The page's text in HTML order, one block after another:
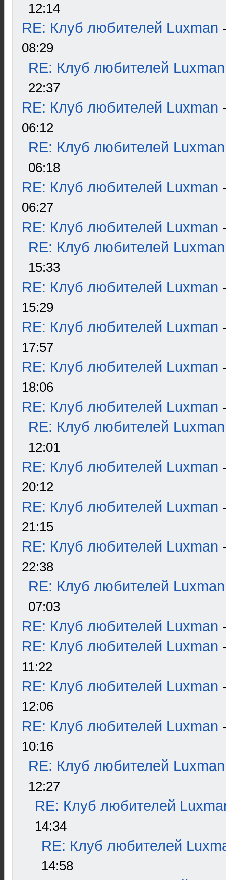
12:14
RE: Клуб любителей Luxman
08:29
RE: Клуб любителей Luxman
22:37
RE: Клуб любителей Luxman
06:12
RE: Клуб любителей Luxman
06:18
RE: Клуб любителей Luxman
06:27
RE: Клуб любителей Luxman
RE: Клуб любителей Luxman
15:33
RE: Клуб любителей Luxman
15:29
RE: Клуб любителей Luxman
17:57
RE: Клуб любителей Luxman
18:06
RE: Клуб любителей Luxman
RE: Клуб любителей Luxman
12:01
RE: Клуб любителей Luxman
20:12
RE: Клуб любителей Luxman
21:15
RE: Клуб любителей Luxman
22:38
RE: Клуб любителей Luxman
07:03
RE: Клуб любителей Luxman
RE: Клуб любителей Luxman
11:22
RE: Клуб любителей Luxman
12:06
RE: Клуб любителей Luxman
10:16
RE: Клуб любителей Luxman
12:27
RE: Клуб любителей
14:34
RE: Клуб любителей
14:58